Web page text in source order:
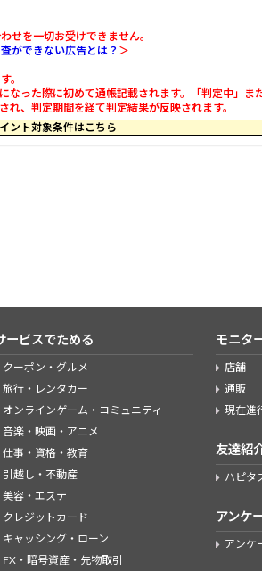
せを一切お受けできません。
ができない広告とは？ ＞
。
なった際に初めて通帳記載されます。「判定中」ま
れ、判定期間を経て判定結果が反映されます。
ント対象条件はこちら
ービスでためる
クーポン・グルメ
旅行・レンタカー
オンラインゲーム・コミュニティ
音楽・映画・アニメ
仕事・資格・教育
引越し・不動産
美容・エステ
クレジットカード
キャッシング・ローン
FX・暗号資産・先物取引
モニタ
店舗
通販
現在進
友達紹
ハピタ
アンケ
アンケ